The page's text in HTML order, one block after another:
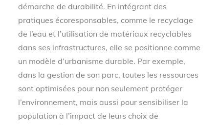
démarche de durabilité. En intégrant des
pratiques écoresponsables, comme le recyclage
de l’eau et l’utilisation de matériaux recyclables
dans ses infrastructures, elle se positionne comme
un modèle d’urbanisme durable. Par exemple,
dans la gestion de son parc, toutes les ressources
sont optimisées pour non seulement protéger
l’environnement, mais aussi pour sensibiliser la
population à l’impact de leurs choix de